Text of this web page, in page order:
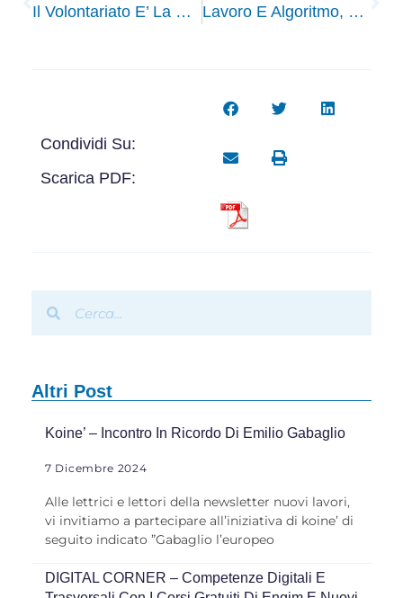
Il Volontariato E’ La Condizione Congeniale E Ottimale Lavoro E Algoritmo, Dannazione O Sollievo?
Condividi Su:
Scarica PDF:
Altri Post
Koine’ – Incontro In Ricordo Di Emilio Gabaglio
7 Dicembre 2024
Alle lettrici e lettori della newsletter nuovi lavori,
vi invitiamo a partecipare all’iniziativa di koine’ di
seguito indicato ”Gabaglio l’europeo
DIGITAL CORNER – Competenze Digitali E